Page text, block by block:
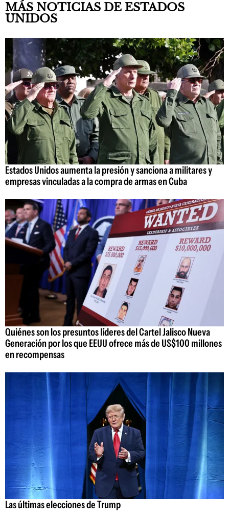
MÁS NOTICIAS DE ESTADOS
UNIDOS
Estados Unidos aumenta la presión y sanciona a militares y
empresas vinculadas a la compra de armas en Cuba
Quiénes son los presuntos líderes del Cartel Jalisco Nueva
Generación por los que EEUU ofrece más de US$100 millones
en recompensas
Las últimas elecciones de Trump